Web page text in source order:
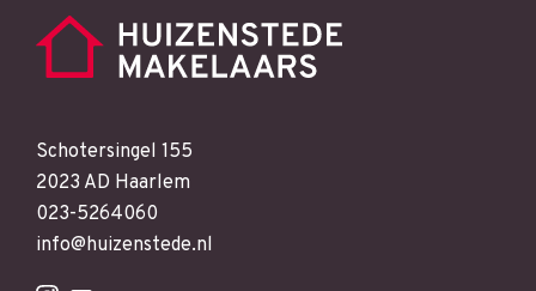
Schotersingel 155
2023 AD Haarlem
023-5264060
info@huizenstede.nl